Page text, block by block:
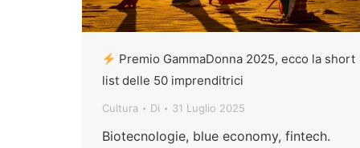
Premio GammaDonna 2025, ecco la short
list delle 50 imprenditrici
Cultura Di 31 Luglio 2025
Biotecnologie, blue economy, fintech.